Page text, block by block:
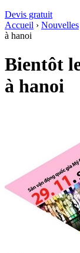
Devis gratuit
Accueil › Nouvelles
à hanoi
Bientôt
à hanoi